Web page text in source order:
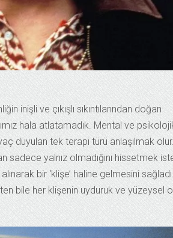
inişli ve çıkışlı sıkıntılarından doğan
hala atlatamadık. Mental ve
duyulan tek terapi türü anlaşılmak
yalnız olmadığını hissetmek
bir ‘klişe’ haline gelmesini
bile her klişenin uyduruk ve yüzeysel